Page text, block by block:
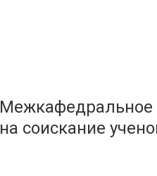
Межкафедральное
на соискание